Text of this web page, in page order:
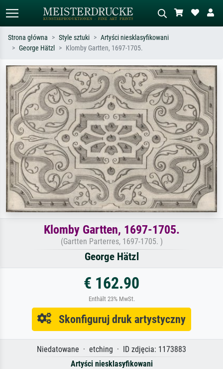
Szukaj wg artysty, tytułu lub stylu – np.
Monet, Gwiaździsta noc,
impresjonizm, fala Hokusaia, akt.
Opisz scenę – np. zielona łąka,
abstrakcja z czerwienią, ciemny olej,
stojący akt obok drzewa.
Strona główna Style sztuki
Artyści niesklasyfikowani
George Hätzl
Klomby Gartten, 1697-1705.
Klomby Gartten, 1697-1705.
(Gartten Parterres, 1697-1705. )
George Hätzl
€ 162.90
Enthält 23% MwSt.
Skonfiguruj druk artystyczny
Niedatowane · etching · ID zdjęcia: 1173883
Artyści niesklasyfikowani